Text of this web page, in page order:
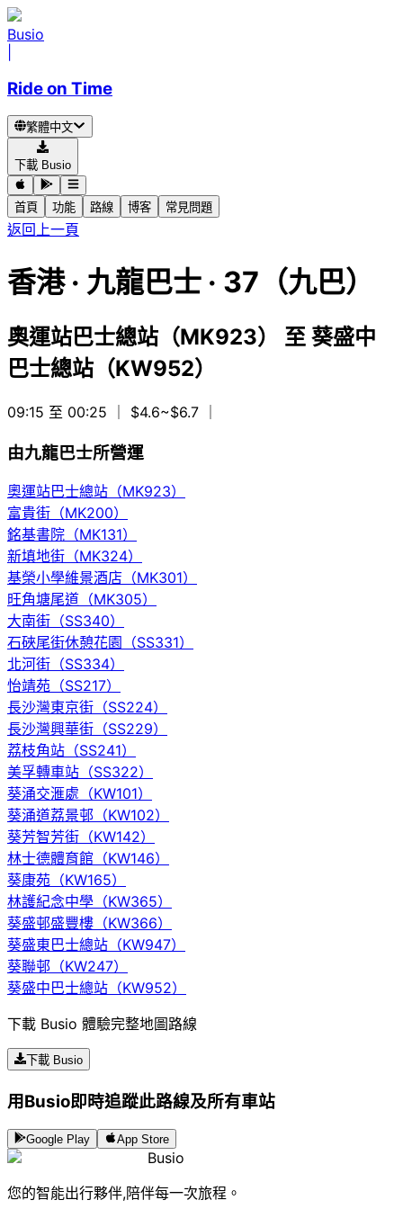
Busio
Ride on Time
繁體中文
下載 Busio
首頁 功能 路線 博客 常見問題
返回上一頁
香港· 九龍巴士 · 37（九巴）
奧運站巴士總站（MK923） 至 葵盛中
巴士總站（KW952）
09:15 至 00:25 ｜ $4.6~$6.7
由九龍巴士所營運
奧運站巴士總站（MK923）
富貴街（MK200）
銘基書院（MK131）
新填地街（MK324）
基榮小學維景酒店（MK301）
旺角塘尾道（MK305）
大南街（SS340）
石硤尾街休憩花園（SS331）
北河街（SS334）
怡靖苑（SS217）
長沙灣東京街（SS224）
長沙灣興華街（SS229）
荔枝角站（SS241）
美孚轉車站（SS322）
葵涌交滙處（KW101）
葵涌道荔景邨（KW102）
葵芳智芳街（KW142）
林士德體育館（KW146）
葵康苑（KW165）
林護紀念中學（KW365）
葵盛邨盛豐樓（KW366）
葵盛東巴士總站（KW947）
葵聯邨（KW247）
葵盛中巴士總站（KW952）
下載 Busio 體驗完整地圖路線
下載 Busio
用Busio即時追蹤此路線及所有車站
Google Play App Store
Busio
您的智能出行夥伴,陪伴每一次旅程。